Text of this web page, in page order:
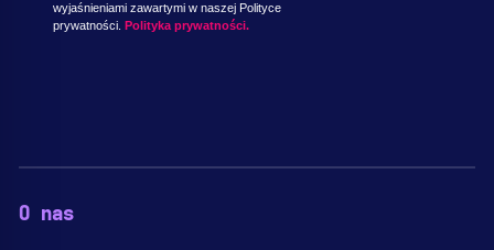
wyjaśnieniami zawartymi w naszej Polityce
prywatności. Polityka prywatności.
O nas